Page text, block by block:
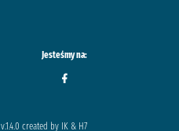
Jesteśmy na:
v.1.4.0 created by IK & H7